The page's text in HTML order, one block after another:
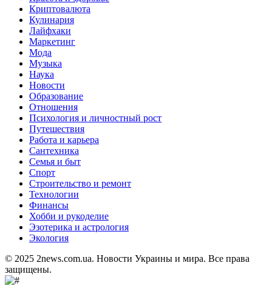
Криптовалюта
Кулинария
Лайфхаки
Маркетинг
Мода
Музыка
Наука
Новости
Образование
Отношения
Психология и личностный рост
Путешествия
Работа и карьера
Сантехника
Семья и быт
Спорт
Строительство и ремонт
Технологии
Финансы
Хобби и рукоделие
Эзотерика и астрология
Экология
© 2025 2news.com.ua. Новости Украины и мира. Все права
защищены.